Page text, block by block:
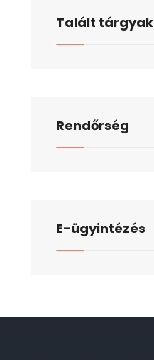
Talált tárgyak
Rendőrség
E-ügyintézés